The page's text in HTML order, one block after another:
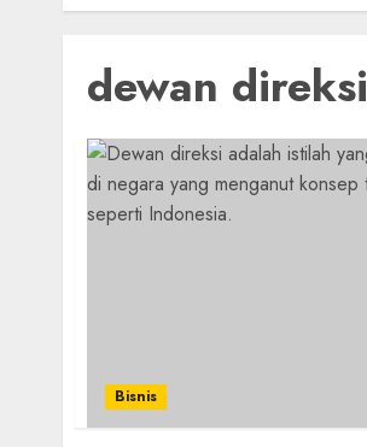
dewan direksi
Bisnis